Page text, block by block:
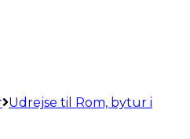
Udrejse til Rom, bytur i